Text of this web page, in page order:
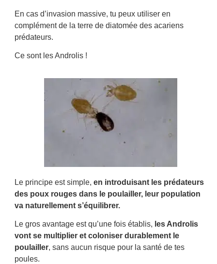
En cas d’invasion massive, tu peux utiliser en
complément de la terre de diatomée des acariens
prédateurs.
Ce sont les Androlis !
Le principe est simple, en introduisant les prédateurs
des poux rouges dans le poulailler, leur population
va naturellement s’équilibrer.
Le gros avantage est qu’une fois établis, les Androlis
vont se multiplier et coloniser durablement le
poulailler, sans aucun risque pour la santé de tes
poules.